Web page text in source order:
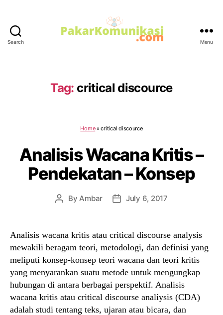
Search Menu
Tag: critical discource
Home»critical discource
Analisis Wacana Kritis –
Pendekatan – Konsep
PostByAmbar
PostJuly 6, 2017
Analisis wacana kritis atau critical discourse analysis
mewakili beragam teori, metodologi, dan definisi yang
meliputi konsep-konsep teori wacana dan teori kritis
yang menyarankan suatu metode untuk mengungkap
hubungan di antara berbagai perspektif. Analisis
wacana kritis atau critical discourse analiysis (CDA)
adalah studi tentang teks, ujaran atau bicara, dan